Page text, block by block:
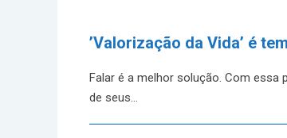
’Valorização da Vida’ é
Falar é a melhor solução. Com essa
de seus...